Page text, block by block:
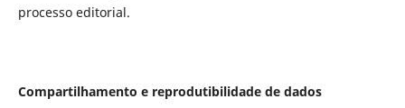
processo editorial.
Compartilhamento e reprodutibilidade de dados